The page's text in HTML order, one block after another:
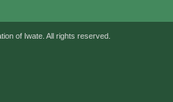
of Iwate. All rights reserved.